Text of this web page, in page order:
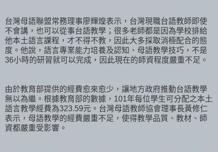
台灣母語聯盟常務理事廖輝煌表示，台灣現職台語教師即使
不會講，也可以從事台語教學；很多老師都是因為學校排給
他本土語言課程，才不得不教，因此大多採取消極配合的態
度。他說，語言專業能力培養及認知、母語教學技巧，不是
36小時的研習就可以完成，因此現在的師資程度嚴重不足。
由於教育部提供的經費愈來愈少，讓地方政府推動台語教學
無以為繼。根據教育部的數據，101年每位學生可分配之本土
語言教學經費為323.59元。台灣母語教師協會理事長黃修仁
表示，母語教學的經費嚴重不足，使得教學品質、教材、師
資都嚴重受影響。